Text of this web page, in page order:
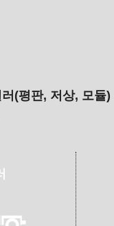
(평판, 저상, 모듈)